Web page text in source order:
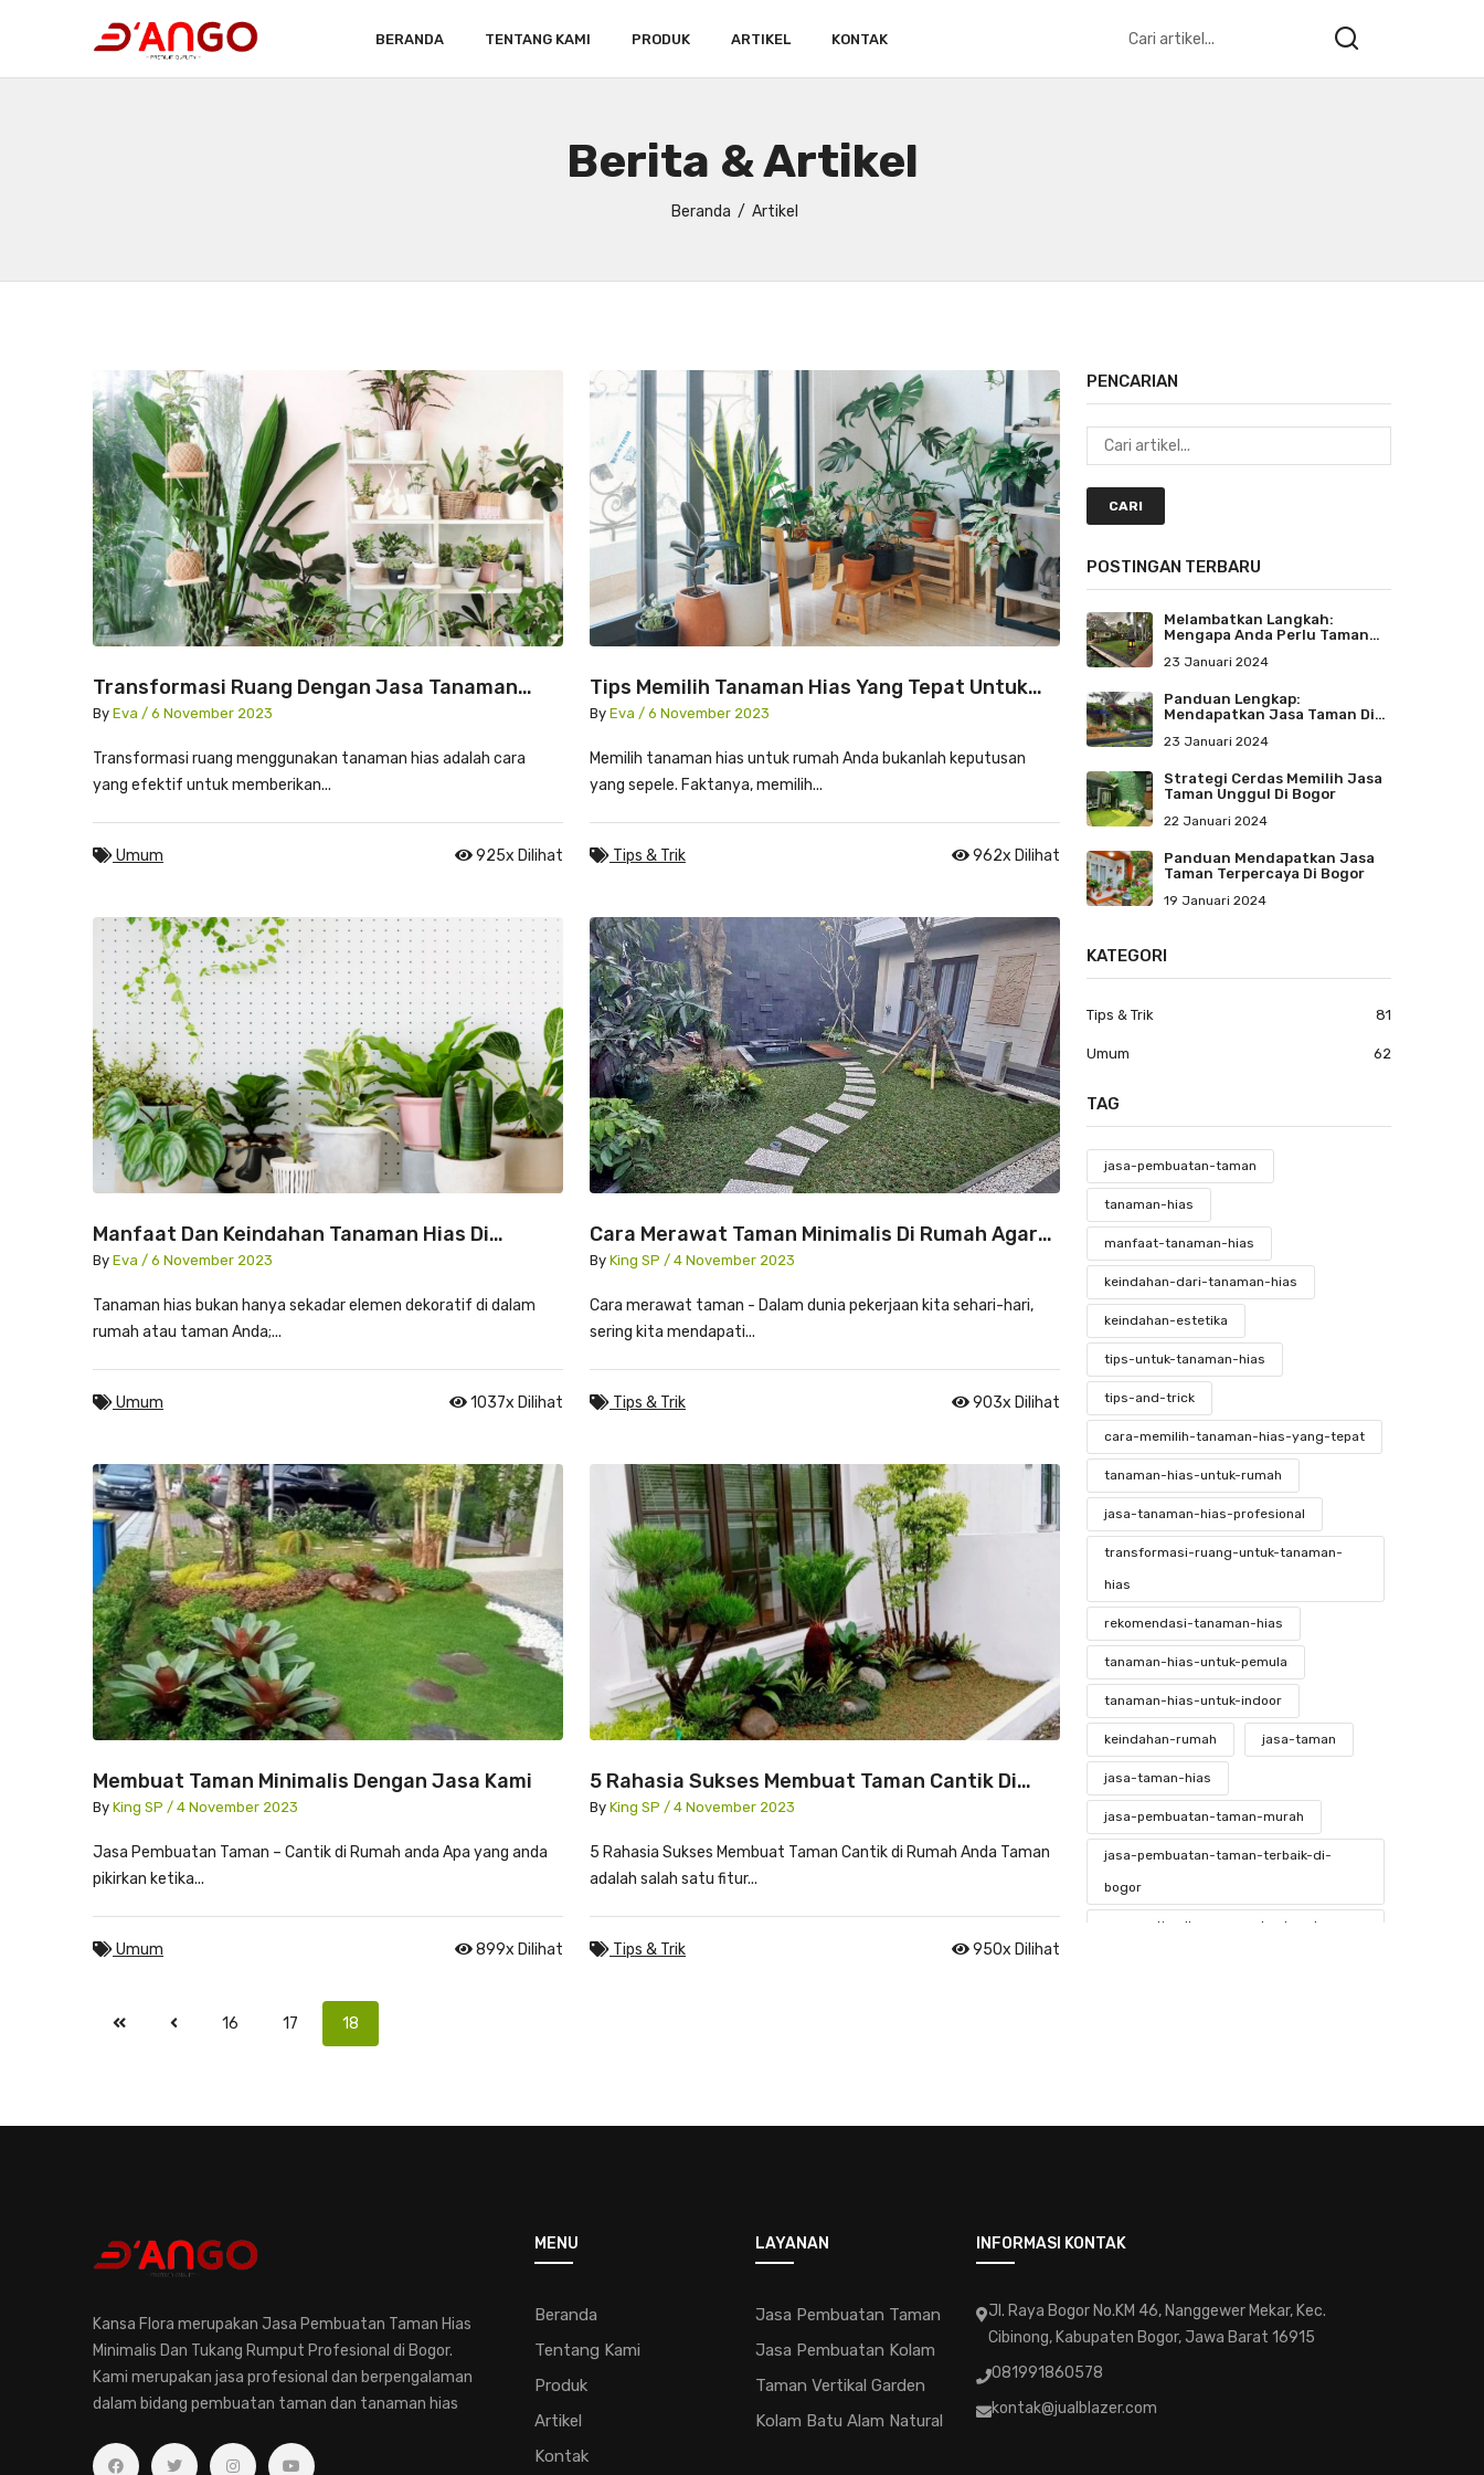
BERANDA TENTANG KAMI PRODUK ARTIKEL KONTAK
Berita & Artikel
Beranda Artikel
Transformasi Ruang Dengan Jasa Tanaman
Hias Profesional
By Eva / 6 November 2023
Transformasi ruang menggunakan tanaman hias adalah cara
yang efektif untuk memberikan...
Umum 925x Dilihat
Tips Memilih Tanaman Hias Yang Tepat Untuk
Rumah Anda
By Eva / 6 November 2023
Memilih tanaman hias untuk rumah Anda bukanlah keputusan
yang sepele. Faktanya, memilih...
Tips & Trik 962x Dilihat
Manfaat Dan Keindahan Tanaman Hias Di
Lingkungan Anda
By Eva / 6 November 2023
Tanaman hias bukan hanya sekadar elemen dekoratif di dalam
rumah atau taman Anda;...
Umum 1037x Dilihat
Cara Merawat Taman Minimalis Di Rumah Agar
Tetap IndahPentingnya Penyiraman Dan
By King SP / 4 November 2023
Cara merawat taman - Dalam dunia pekerjaan kita sehari-hari,
sering kita mendapati...
Tips & Trik 903x Dilihat
Membuat Taman Minimalis Dengan Jasa Kami
By King SP / 4 November 2023
​Jasa Pembuatan Taman – Cantik di Rumah anda Apa yang anda
pikirkan ketika...
Umum 899x Dilihat
5 Rahasia Sukses Membuat Taman Cantik Di
Rumah Anda
By King SP / 4 November 2023
5 Rahasia Sukses Membuat Taman Cantik di Rumah Anda Taman
adalah salah satu fitur...
Tips & Trik 950x Dilihat
16 17 18
PENCARIAN
CARI
POSTINGAN TERBARU
Melambatkan Langkah:
Mengapa Anda Perlu Taman
Menenangkan Jiwa
23 Januari 2024
Panduan Lengkap:
Mendapatkan Jasa Taman Di
23 Januari 2024
Strategi Cerdas Memilih Jasa
Taman Unggul Di Bogor
22 Januari 2024
Panduan Mendapatkan Jasa
Taman Terpercaya Di Bogor
19 Januari 2024
KATEGORI
Tips & Trik 81
Umum 62
TAG
jasa-pembuatan-taman
tanaman-hias
manfaat-tanaman-hias
keindahan-dari-tanaman-hias
keindahan-estetika
tips-untuk-tanaman-hias
tips-and-trick
cara-memilih-tanaman-hias-yang-tepat
tanaman-hias-untuk-rumah
jasa-tanaman-hias-profesional
transformasi-ruang-untuk-tanaman-
hias
rekomendasi-tanaman-hias
tanaman-hias-untuk-pemula
tanaman-hias-untuk-indoor
keindahan-rumah jasa-taman
jasa-taman-hias
jasa-pembuatan-taman-murah
jasa-pembuatan-taman-terbaik-di-
bogor
mengoptimalkan-ruang-kantor-dengan-
keindahanalam kesehatan
jasa-taman-hias-murah
Kansa Flora merupakan Jasa Pembuatan Taman Hias
Minimalis Dan Tukang Rumput Profesional di Bogor.
Kami merupakan jasa profesional dan berpengalaman
dalam bidang pembuatan taman dan tanaman hias
MENU
Beranda
Tentang Kami
Produk
Artikel
Kontak
LAYANAN
Jasa Pembuatan Taman
Jasa Pembuatan Kolam
Taman Vertikal Garden
Kolam Batu Alam Natural
INFORMASI KONTAK
Jl. Raya Bogor No.KM 46, Nanggewer Mekar, Kec.
Cibinong, Kabupaten Bogor, Jawa Barat 16915
081991860578
kontak@jualblazer.com